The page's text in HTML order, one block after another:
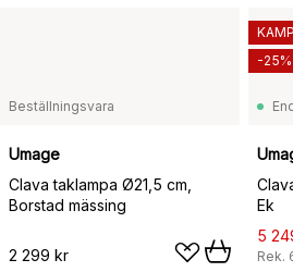
Beställningsvara
Umage
Clava taklampa Ø21,5 cm,
Borstad mässing
2 299 kr
Ek
5
Rek.
-25%